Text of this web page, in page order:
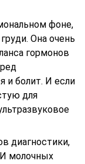
фоне,
Она очень
гормонов
и болит. И если
для
диагностики,
молочных